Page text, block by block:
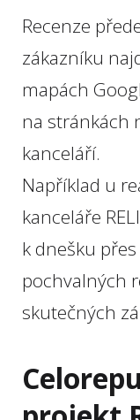
Recenze
zákazníku
mapách
na stránkách
kanceláří.
Například u
kanceláře
k dnešku
pochvalných
skutečných